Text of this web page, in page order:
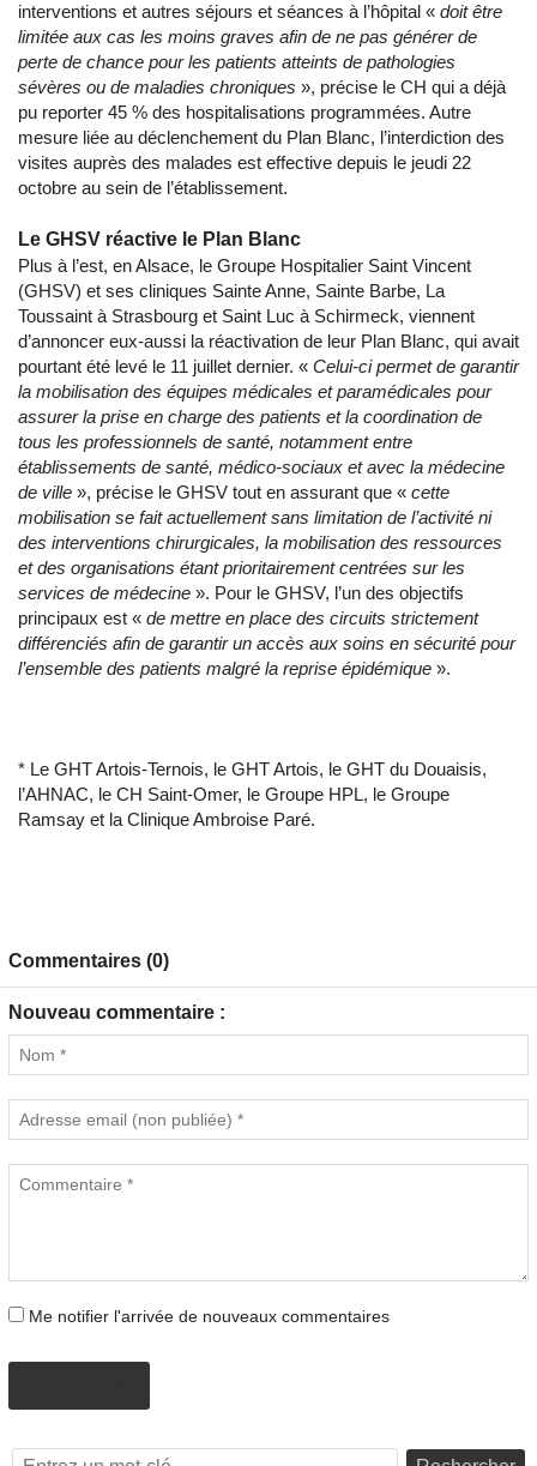
interventions et autres séjours et séances à l’hôpital « doit être
limitée aux cas les moins graves afin de ne pas générer de
perte de chance pour les patients atteints de pathologies
sévères ou de maladies chroniques », précise le CH qui a déjà
pu reporter 45 % des hospitalisations programmées. Autre
mesure liée au déclenchement du Plan Blanc, l’interdiction des
visites auprès des malades est effective depuis le jeudi 22
octobre au sein de l’établissement.
Le GHSV réactive le Plan Blanc
Plus à l’est, en Alsace, le Groupe Hospitalier Saint Vincent
(GHSV) et ses cliniques Sainte Anne, Sainte Barbe, La
Toussaint à Strasbourg et Saint Luc à Schirmeck, viennent
d’annoncer eux-aussi la réactivation de leur Plan Blanc, qui avait
pourtant été levé le 11 juillet dernier. « Celui-ci permet de garantir
la mobilisation des équipes médicales et paramédicales pour
assurer la prise en charge des patients et la coordination de
tous les professionnels de santé, notamment entre
établissements de santé, médico-sociaux et avec la médecine
de ville », précise le GHSV tout en assurant que « cette
mobilisation se fait actuellement sans limitation de l’activité ni
des interventions chirurgicales, la mobilisation des ressources
et des organisations étant prioritairement centrées sur les
services de médecine ». Pour le GHSV, l’un des objectifs
principaux est « de mettre en place des circuits strictement
différenciés afin de garantir un accès aux soins en sécurité pour
l’ensemble des patients malgré la reprise épidémique ».
* Le GHT Artois-Ternois, le GHT Artois, le GHT du Douaisis,
l’AHNAC, le CH Saint-Omer, le Groupe HPL, le Groupe
Ramsay et la Clinique Ambroise Paré.
Commentaires (0)
Nouveau commentaire :
Me notifier l'arrivée de nouveaux commentaires